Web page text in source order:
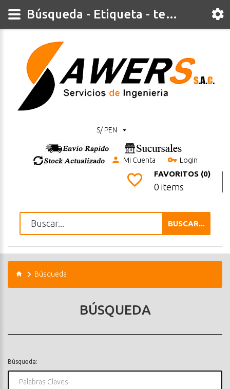
S/ PEN
Mi Cuenta Login
FAVORITOS (0)
0 items
BUSCAR...
Búsqueda
BÚSQUEDA
Búsqueda:
Búsqueda - Etiqueta - temperatura